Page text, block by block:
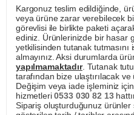
Kargonuz teslim edildiğinde,
veya ürüne zarar verebilecek
görevlisi ile birlikte paketi
ediniz. Ürünlerinizde bir hasar
yetkilisinden tutanak tutmasını
almayınız. Aksi durumlarda
yapılmamaktadır. Tutanak
tarafından bize ulaştırılacak
Değişim veya iade işleminiz
hizmetleri0533 030 82 13
Sipariş oluşturduğunuz ürünler